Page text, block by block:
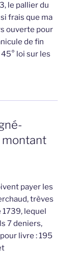
le pallier du
frais que ma
ouverte pour
de fin
loi sur les
montant
payer les
trèves
1739, lequel
7 deniers,
livre : 195